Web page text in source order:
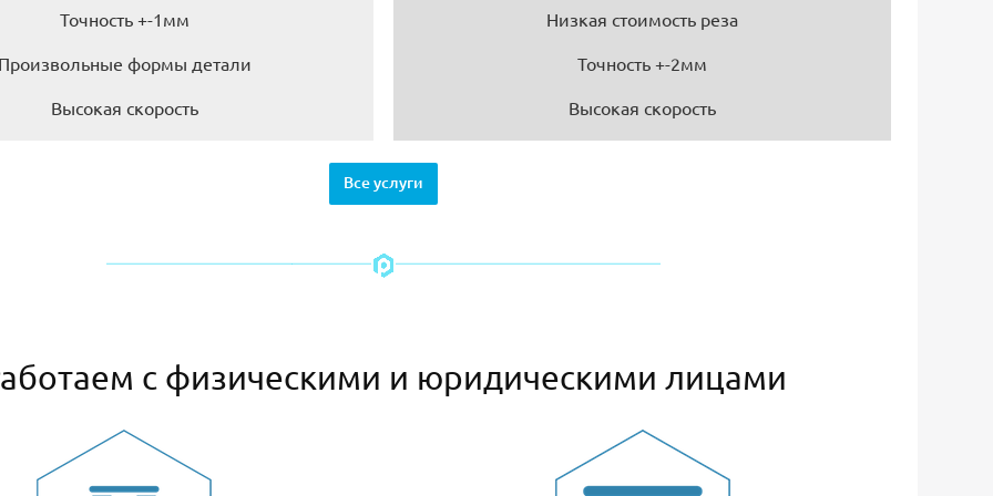
Точность +-1мм
формы детали
Высокая скорость
Низкая стоимость реза
Точность +-2мм
Высокая скорость
Все услуги
с физическими и юридическими лицами